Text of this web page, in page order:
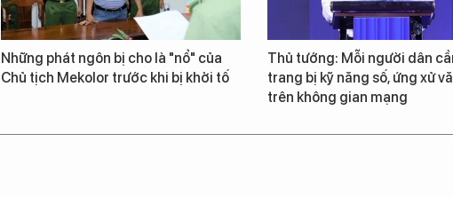
Những phát ngôn bị cho là "nổ" của
Chủ tịch Mekolor trước khi bị khởi tố
Thủ tướng: Mỗi người dân
trang bị kỹ năng số, ứng xử
trên không gian mạng